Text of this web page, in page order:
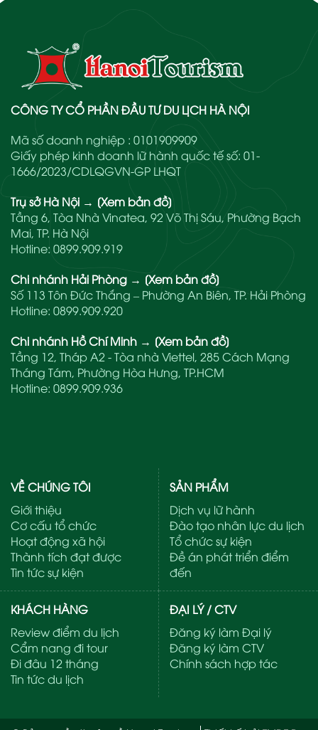
CÔNG TY CỔ PHẦN ĐẦU TƯ DU LỊCH HÀ NỘI
Mã số doanh nghiệp : 0101909909
Giấy phép kinh doanh lữ hành quốc tế số: 01-
1666/2023/CDLQGVN-GP LHQT
Trụ sở Hà Nội → [Xem bản đồ]
Tầng 6, Tòa Nhà Vinatea, 92 Võ Thị Sáu, Phường Bạch
Mai, TP. Hà Nội
Hotline: 0899.909.919
Chi nhánh Hải Phòng → [Xem bản đồ]
Số 113 Tôn Đức Thắng – Phường An Biên, TP. Hải Phòng
Hotline: 0899.909.920
Chi nhánh Hồ Chí Minh → [Xem bản đồ]
Tầng 12, Tháp A2 - Tòa nhà Viettel, 285 Cách Mạng
Tháng Tám, Phường Hòa Hưng, TP.HCM
Hotline: 0899.909.936
VỀ CHÚNG TÔI
Giới thiệu
Cơ cấu tổ chức
Hoạt động xã hội
Thành tích đạt được
Tin tức sự kiện
SẢN PHẨM
Dịch vụ lữ hành
Đào tạo nhân lực du lịch
Tổ chức sự kiện
Đề án phát triển điểm
đến
KHÁCH HÀNG
Review điểm du lịch
Cẩm nang đi tour
Đi đâu 12 tháng
Tin tức du lịch
ĐẠI LÝ / CTV
Đăng ký làm Đại lý
Đăng ký làm CTV
Chính sách hợp tác